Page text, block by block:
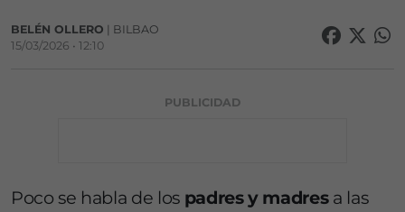
BELÉN OLLERO | BILBAO
15/03/2026 • 12:10
PUBLICIDAD
Poco se habla de los padres y madresa las